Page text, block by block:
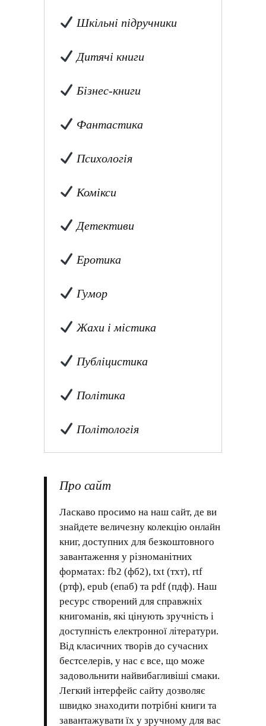
Шкільні підручники
Дитячі книги
Бізнес-книги
Фантастика
Психологія
Комікси
Детективи
Еротика
Гумор
Жахи і містика
Публіцистика
Політика
Політологія
Про сайт
Ласкаво просимо на наш сайт, де ви
знайдете величезну колекцію онлайн
книг, доступних для безкоштовного
завантаження у різноманітних
форматах: fb2 (фб2), txt (тхт), rtf
(ртф), epub (епаб) та pdf (пдф). Наш
ресурс створений для справжніх
книгоманів, які цінують зручність і
доступність електронної літератури.
Від класичних творів до сучасних
бестселерів, у нас є все, що може
задовольнити найвибагливіші смаки.
Легкий інтерфейс сайту дозволяє
швидко знаходити потрібні книги та
завантажувати їх у зручному для вас